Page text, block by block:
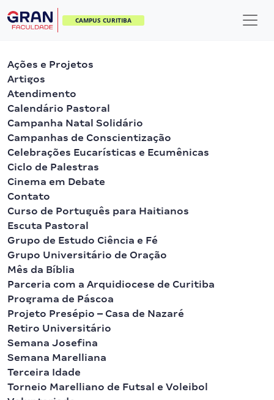
CAMPUS CURITIBA
Ações e Projetos
Artigos
Atendimento
Calendário Pastoral
Campanha Natal Solidário
Campanhas de Conscientização
Celebrações Eucarísticas e Ecumênicas
Ciclo de Palestras
Cinema em Debate
Contato
Curso de Português para Haitianos
Escuta Pastoral
Grupo de Estudo Ciência e Fé
Grupo Universitário de Oração
Mês da Bíblia
Parceria com a Arquidiocese de Curitiba
Programa de Páscoa
Projeto Presépio – Casa de Nazaré
Retiro Universitário
Semana Josefina
Semana Marelliana
Terceira Idade
Torneio Marelliano de Futsal e Voleibol